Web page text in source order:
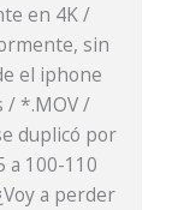
en 4K /
sin
el iphone
/ *.MOV /
duplicó por
a 100-110
a perder